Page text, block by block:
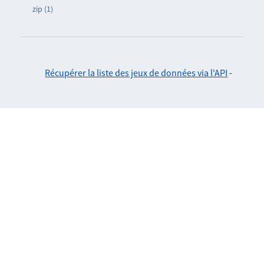
zip (1)
Récupérer la liste des jeux de données via l'API -